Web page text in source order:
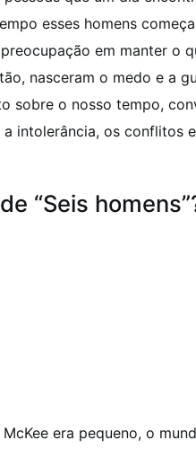
esses homens
em manter o
nasceram o medo e a
sobre o nosso tempo,
intolerância, os conflitos
“Seis
era pequeno, o